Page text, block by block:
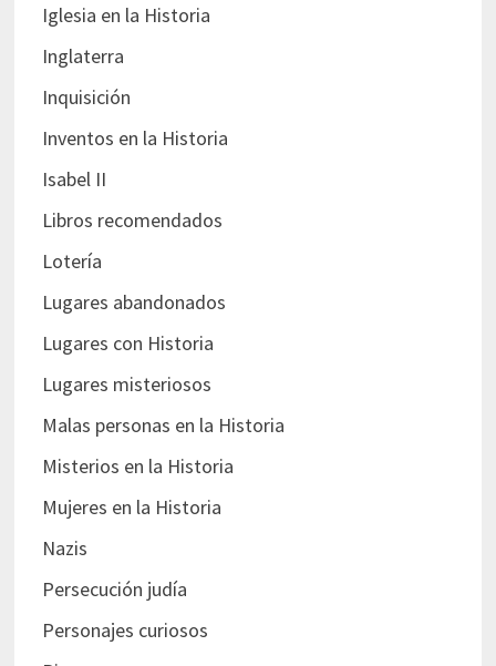
Iglesia en la Historia
Inglaterra
Inquisición
Inventos en la Historia
Isabel II
Libros recomendados
Lotería
Lugares abandonados
Lugares con Historia
Lugares misteriosos
Malas personas en la Historia
Misterios en la Historia
Mujeres en la Historia
Nazis
Persecución judía
Personajes curiosos